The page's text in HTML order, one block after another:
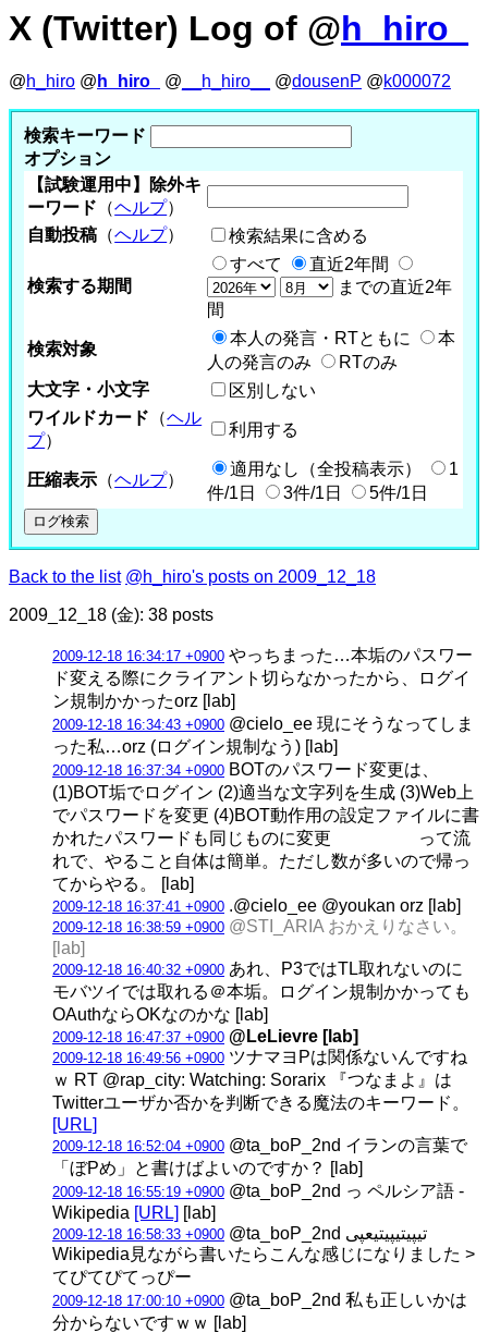
X (Twitter) Log of @h_hiro_
@h_hiro @ h_hiro_ @ __h_hiro__ @dousenP @k000072
検索キーワード
オプション
【試験運用中】除外キ
ーワード （ヘルプ）
自動投稿 （ヘルプ） 検索結果に含める
検索する期間
すべて
直近2年間
までの直近2年
間
検索対象
本人の発言・RTともに
本
人の発言のみ
RTのみ
大文字・小文字
区別しない
ワイルドカード （ヘル
プ）
利用する
圧縮表示 （ヘルプ）
適用なし（全投稿表示）
1
件/1日
3件/1日 5件/1日
Back to the list @h_hiro's posts on 2009_12_18
2009_12_18 (金): 38 posts
2009-12-18 16:34:17 +0900 やっちまった…本垢のパスワー
ド変える際にクライアント切らなかったから、ログイ
ン規制かかったorz [lab]
2009-12-18 16:34:43 +0900 @cielo_ee 現にそうなってしま
った私…orz (ログイン規制なう) [lab]
2009-12-18 16:37:34 +0900 BOTのパスワード変更は、
(1)BOT垢でログイン (2)適当な文字列を生成 (3)Web上
でパスワードを変更 (4)BOT動作用の設定ファイルに書
かれたパスワードも同じものに変更 って流
れで、やること自体は簡単。ただし数が多いので帰っ
てからやる。 [lab]
2009-12-18 16:37:41 +0900 .@cielo_ee @youkan orz [lab]
2009-12-18 16:38:59 +0900 @STI_ARIA おかえりなさい。
[lab]
2009-12-18 16:40:32 +0900 あれ、P3ではTL取れないのに
モバツイでは取れる＠本垢。ログイン規制かかっても
OAuthならOKなのかな [lab]
2009-12-18 16:47:37 +0900 @LeLievre [lab]
2009-12-18 16:49:56 +0900 ツナマヨPは関係ないんですね
ｗ RT @rap_city: Watching: Sorarix 『つなまよ』は
Twitterユーザか否かを判断できる魔法のキーワード。
[URL]
2009-12-18 16:52:04 +0900 @ta_boP_2nd イランの言葉で
「ぼPめ」と書けばよいのですか？ [lab]
2009-12-18 16:55:19 +0900 @ta_boP_2nd っ ペルシア語 -
Wikipedia [URL] [lab]
2009-12-18 16:58:33 +0900 @ta_boP_2nd تیپیتیپیتیعپی
Wikipedia見ながら書いたらこんな感じになりました >
てぴてぴてっぴー
2009-12-18 17:00:10 +0900 @ta_boP_2nd 私も正しいかは
分からないですｗｗ [lab]